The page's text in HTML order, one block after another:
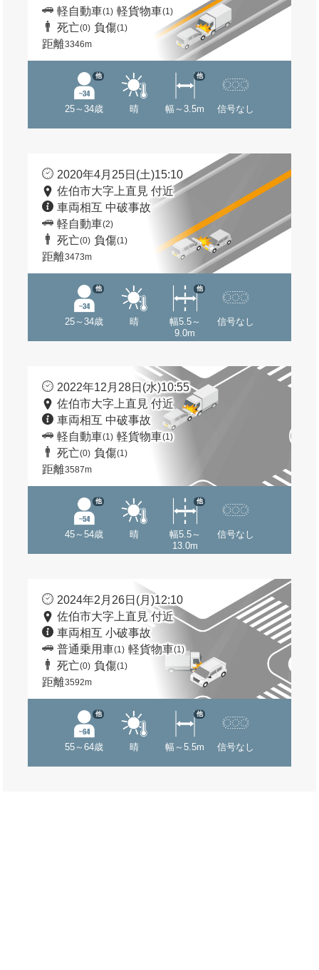
軽自動車(1) 軽貨物車(1)
死亡(0) 負傷(1)
距離3346m
25～34歳
他
晴 幅～3.5m
他
信号なし
2020年4月25日(土)15:10
佐伯市大字上直見 付近
車両相互 中破事故
軽自動車(2)
死亡(0) 負傷(1)
距離3473m
25～34歳
他
晴
幅5.5～
9.0m
他
信号なし
2022年12月28日(水)10:55
佐伯市大字上直見 付近
車両相互 中破事故
軽自動車(1) 軽貨物車(1)
死亡(0) 負傷(1)
距離3587m
45～54歳
他
晴
幅5.5～
13.0m
他
信号なし
2024年2月26日(月)12:10
佐伯市大字上直見 付近
車両相互 小破事故
普通乗用車(1) 軽貨物車(1)
死亡(0) 負傷(1)
距離3592m
55～64歳
他
晴 幅～5.5m
他
信号なし